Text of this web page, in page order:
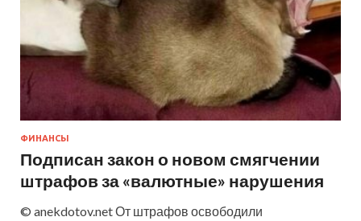
ФИНАНСЫ
Подписан закон о новом смягчении
штрафов за «валютные» нарушения
© anekdotov.net От штрафов освободили